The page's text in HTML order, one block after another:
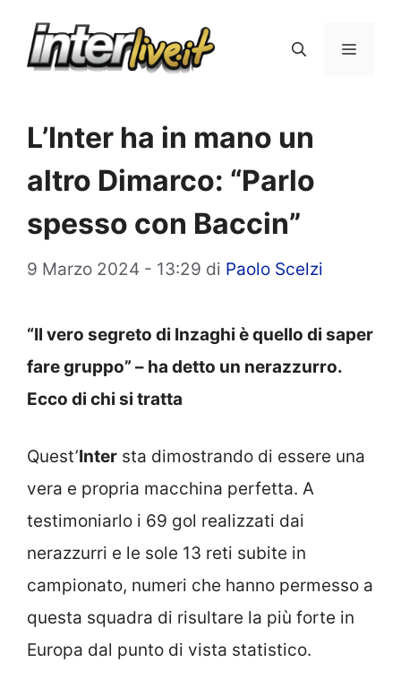
Menu
L’Inter ha in mano un
altro Dimarco: “Parlo
spesso con Baccin”
9 Marzo 2024 - 13:29 di Paolo Scelzi
“Il vero segreto di Inzaghi è quello di saper
fare gruppo” – ha detto un nerazzurro.
Ecco di chi si tratta
Quest’Inter sta dimostrando di essere una
vera e propria macchina perfetta. A
testimoniarlo i 69 gol realizzati dai
nerazzurri e le sole 13 reti subite in
campionato, numeri che hanno permesso a
questa squadra di risultare la più forte in
Europa dal punto di vista statistico.